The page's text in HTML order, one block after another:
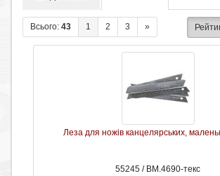
Всього: 43 1 2 3 »
Леза для ножів канцелярських,
55245 / ВМ.4690-текс